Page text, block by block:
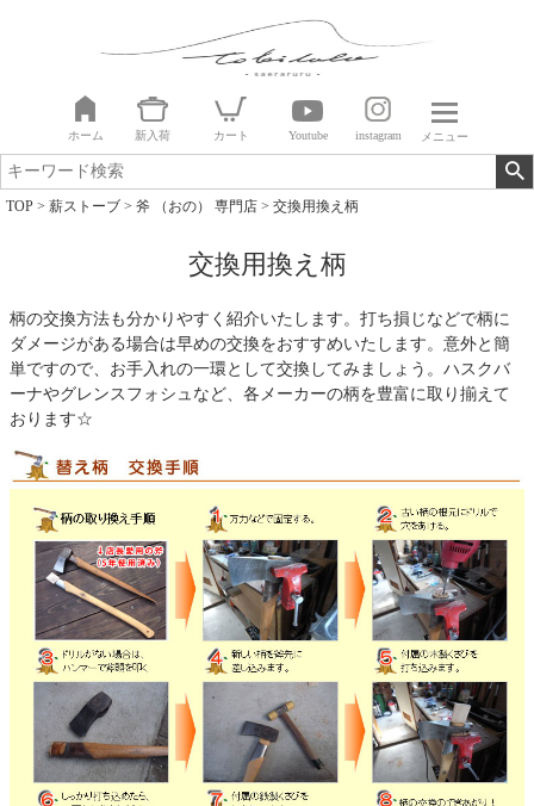
ホーム 新入荷 カート Youtube instagram メニュー
TOP 薪ストーブ 斧 （おの） 専門店 交換用換え柄
交換用換え柄
柄の交換方法も分かりやすく紹介いたします。打ち損じなどで柄に
ダメージがある場合は早めの交換をおすすめいたします。意外と簡
単ですので、お手入れの一環として交換してみましょう。ハスクバ
ーナやグレンスフォシュなど、各メーカーの柄を豊富に取り揃えて
おります☆